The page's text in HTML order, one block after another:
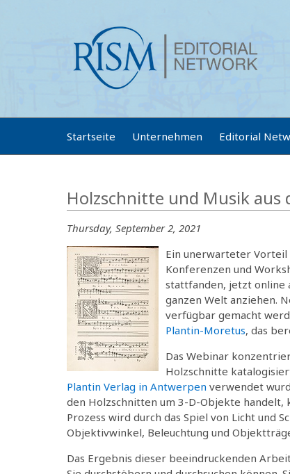
Startseite Unternehmen Editorial
Holzschnitte und Musik
Thursday, September 2, 2021
Ein unerwarteter Vorteil
Konferenzen und
stattfanden, jetzt online
ganzen Welt anziehen.
verfügbar gemacht
Plantin-Moretus, das
Das Webinar
Holzschnitte
Plantin Verlag in Antwerpen verwendet
den Holzschnitten um 3-D-Objekte handelt,
Prozess wird durch das Spiel von Licht und
Objektivwinkel, Beleuchtung und
Das Ergebnis dieser beeindruckenden